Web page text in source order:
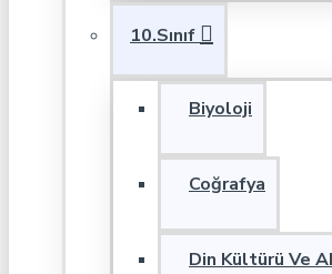
10.Sınıf
Biyoloji
Coğrafya
Din Kültürü Ve